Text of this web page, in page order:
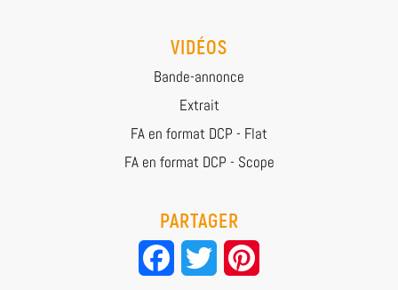
VIDÉOS
Bande-annonce
Extrait
FA en format DCP - Flat
FA en format DCP - Scope
PARTAGER
Facebook Twitter